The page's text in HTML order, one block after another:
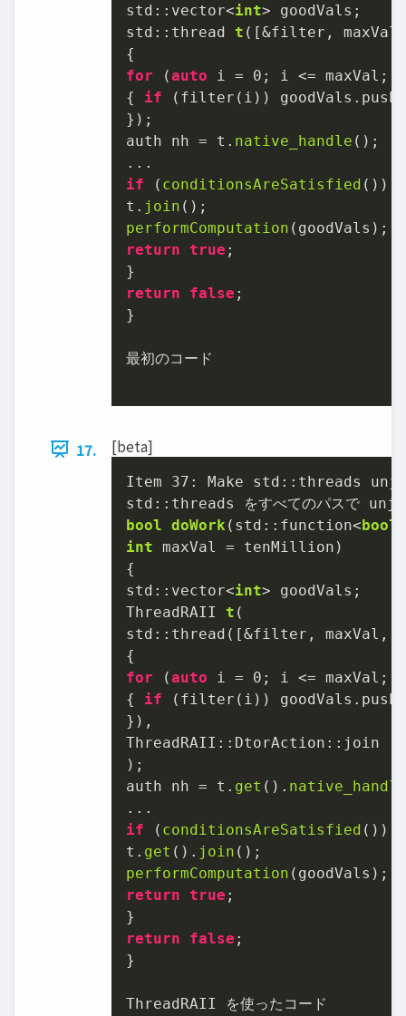
std::vector<int
std::thread t ([&filter, maxVal,
for (auto i = 0 ; i <= maxVal;
{ if (filter(i))
}) ;
auth nh = t. native_handle ();
if ( conditionsAreSatisfied ()) {
t. join
performComputation
return true ;
return
false ;
}
最初のコード
17. [beta]
Item 37 : Make std::threads
bool doWork (std::function<bool
int maxVal = tenMillion)
{
std::vector<int
ThreadRAII t (
std::thread([&filter, maxVal,
for (auto i = 0 ; i <= maxVal;
{ if (filter(i))
}),
ThreadRAII::DtorAction::join
) ;
auth nh = t. get (). native_handle
if ( conditionsAreSatisfied ()) {
t. get (). join
performComputation
return true ;
return
false ;
}
ThreadRAII を使ったコード